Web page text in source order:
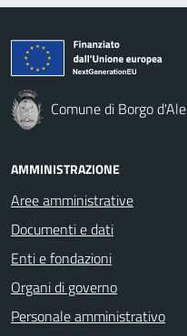
Comune di Borgo d'Ale
AMMINISTRAZIONE
Aree amministrative
Documenti e dati
Enti e fondazioni
Organi di governo
Personale amministrativo